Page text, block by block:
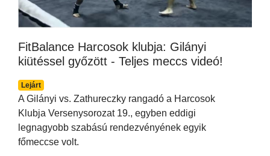
FitBalance Harcosok klubja: Gilányi
kiütéssel győzött - Teljes meccs videó!
Lejárt
A Gilányi vs. Zathureczky rangadó a Harcosok
Klubja Versenysorozat 19., egyben eddigi
legnagyobb szabású rendezvényének egyik
főmeccse volt.